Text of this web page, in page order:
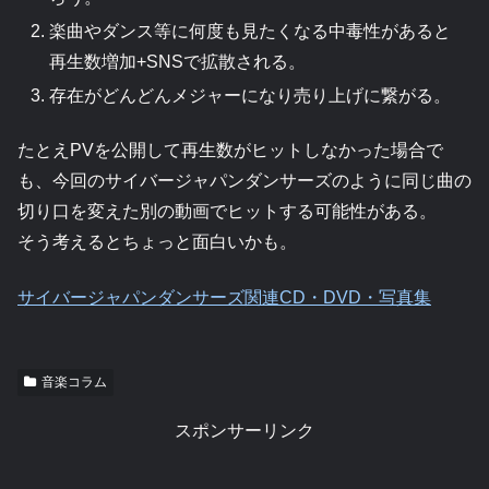
楽曲やダンス等に何度も見たくなる中毒性があると
再生数増加+SNSで拡散される。
存在がどんどんメジャーになり売り上げに繋がる。
たとえPVを公開して再生数がヒットしなかった場合で
も、今回のサイバージャパンダンサーズのように同じ曲の
切り口を変えた別の動画でヒットする可能性がある。
そう考えるとちょっと面白いかも。
サイバージャパンダンサーズ関連CD・DVD・写真集
音楽コラム
スポンサーリンク